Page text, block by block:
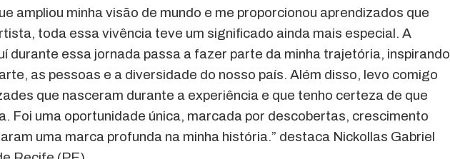
ampliou minha visão de mundo e me proporcionou aprendizados que
toda essa vivência teve um significado ainda mais especial. A
durante essa jornada passa a fazer parte da minha trajetória, inspirando
as pessoas e a diversidade do nosso país. Além disso, levo comigo
que nasceram durante a experiência e que tenho certeza de que
Foi uma oportunidade única, marcada por descobertas, crescimento
uma marca profunda na minha história.” destaca Nickollas Gabriel